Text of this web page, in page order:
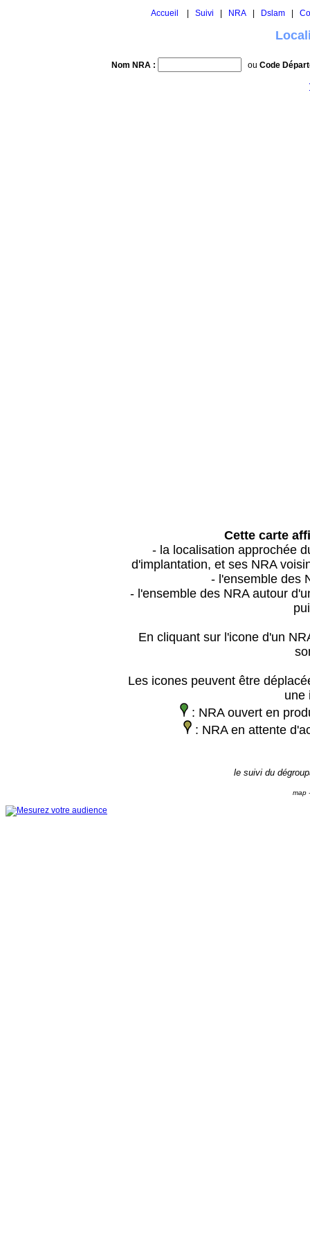
Accueil Suivi NRA Dslam
Nom NRA : ou Code
Cette carte
- la localisation approchée
d'implantation, et ses NRA
- l'ensemble des
- l'ensemble des NRA autour
En cliquant sur l'icone d'un
Les icones peuvent être
une
: NRA ouvert en
: NRA en attente
le suivi du
map